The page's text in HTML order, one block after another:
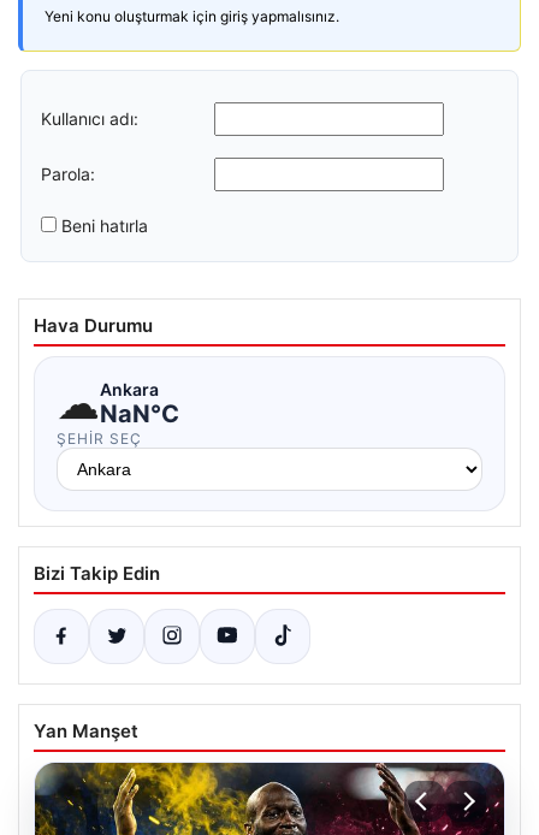
Yeni konu oluşturmak için giriş yapmalısınız.
Kullanıcı adı:
Parola:
Beni hatırla
Hava Durumu
☁Ankara
NaN°C
ŞEHIR SEÇ
Bizi Takip Edin
Yan Manşet